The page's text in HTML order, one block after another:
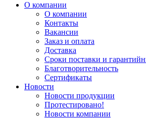
О компании
О компании
Контакты
Вакансии
Заказ и оплата
Доставка
Сроки поставки и
Благотворительность
Сертификаты
Новости
Новости продукции
Протестировано!
Новости компании